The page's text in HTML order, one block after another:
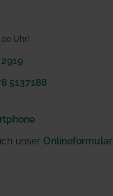
Uhr)
5137188
unser Onlineformular